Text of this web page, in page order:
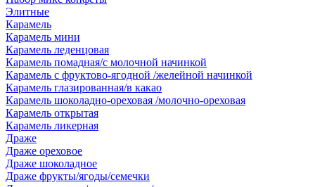
Элитные
Карамель
Карамель мини
Карамель леденцовая
Карамель помадная/с молочной начинкой
Карамель с фруктово-ягодной /желейной начинкой
Карамель глазированная/в какао
Карамель шоколадно-ореховая /молочно-ореховая
Карамель открытая
Карамель ликерная
Драже
Драже ореховое
Драже шоколадное
Драже фрукты/ягоды/семечки